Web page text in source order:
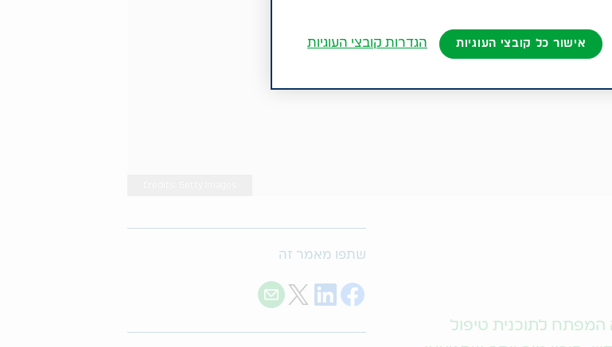
לתוכנית טיפול
שתפו מאמר זה
Share on Facebook
Share on LinkedIn
Share on Twitter
Share with E-mail
אישור כל קובצי העוגיות הגדרות קובצי העוגיות